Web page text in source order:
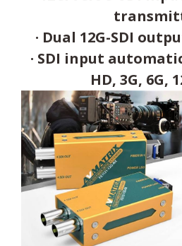
· Dual 12G-SDI
· SDI input
HD, 3G, 6G,